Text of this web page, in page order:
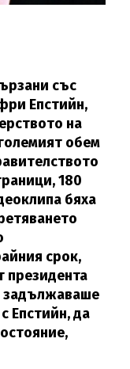
със
Епстийн,
на
обем
180
бяха
срок,
президента
задължаваше
Епстийн, да